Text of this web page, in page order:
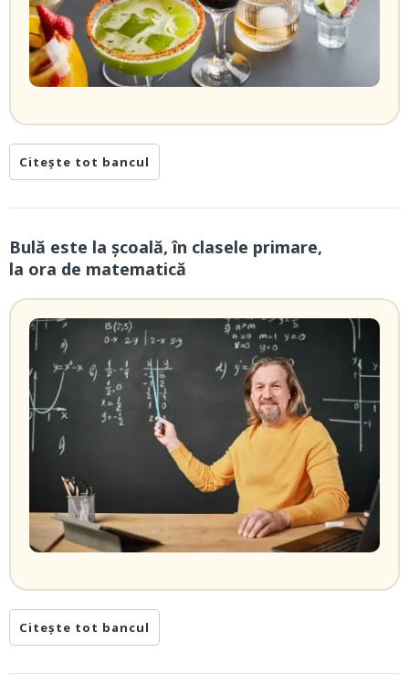
Citește tot bancul
Bulă este la școală, în clasele primare,
la ora de matematică
Citește tot bancul